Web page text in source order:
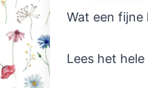
Wat een fijne
Lees het